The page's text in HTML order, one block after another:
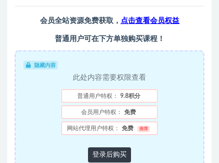
会员全站资源免费获取， 点击查看会员权益
普通用户可在下方单独购买课程！
隐藏内容
此处内容需要权限查看
普通用户特权： 9.8积分
会员用户特权： 免费
网站代理用户特权： 免费 推荐
登录后购买